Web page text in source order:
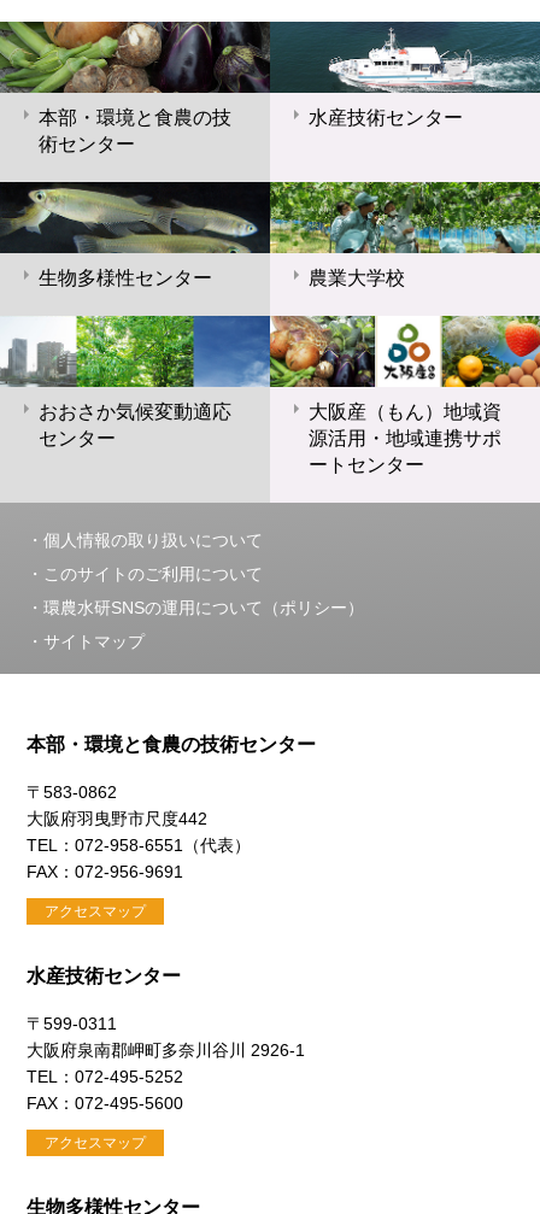
本部・環境と食農の技
術センター
水産技術センター
生物多様性センター 農業大学校
おおさか気候変動適応
センター
大阪産（もん）地域資
源活用・地域連携サポ
ートセンター
個人情報の取り扱いについて
このサイトのご利用について
環農水研SNSの運用について（ポリシー）
サイトマップ
本部・環境と食農の技術センター
〒583-0862
大阪府羽曳野市尺度442
TEL：072-958-6551（代表）
FAX：072-956-9691
アクセスマップ
水産技術センター
〒599-0311
大阪府泉南郡岬町多奈川谷川 2926-1
TEL：072-495-5252
FAX：072-495-5600
アクセスマップ
生物多様性センター